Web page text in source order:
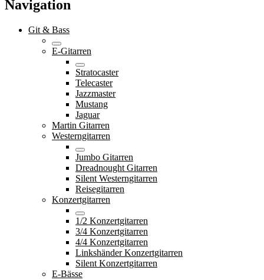
Navigation
Git & Bass
E-Gitarren
Stratocaster
Telecaster
Jazzmaster
Mustang
Jaguar
Martin Gitarren
Westerngitarren
Jumbo Gitarren
Dreadnought Gitarren
Silent Westerngitarren
Reisegitarren
Konzertgitarren
1/2 Konzertgitarren
3/4 Konzertgitarren
4/4 Konzertgitarren
Linkshänder Konzertgitarren
Silent Konzertgitarren
E-Bässe